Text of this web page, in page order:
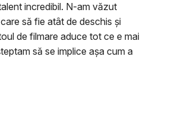
incredibil. N-am văzut
să fie atât de deschis și
de filmare aduce tot ce e mai
să se implice așa cum a